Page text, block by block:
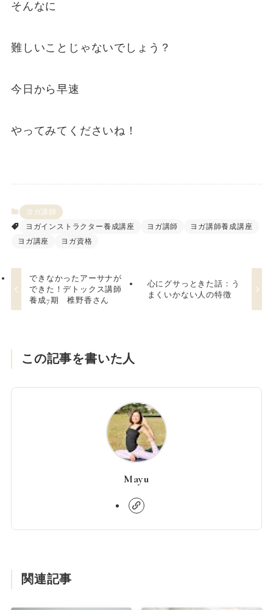
そんなに
難しいことじゃないでしょう？
今日から早速
やってみてくださいね！
ヨガ講師
ヨガインストラクター養成講座
ヨガ講師
ヨガ講師養成講座
ヨガ講座
ヨガ資格
できなかったアーサナが
できた！デトックス講師
養成7期 椎野香さん
心にグサっときた話：う
まくいかない人の特徴
この記事を書いた人
Mayu
関連記事